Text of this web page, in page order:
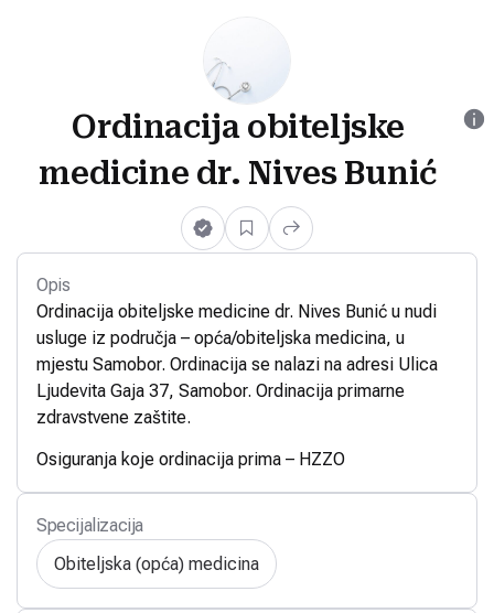
Ordinacija obiteljske
medicine dr. Nives Bunić
Opis
Ordinacija obiteljske medicine dr. Nives Bunić u nudi
usluge iz područja – opća/obiteljska medicina, u
mjestu Samobor. Ordinacija se nalazi na adresi Ulica
Ljudevita Gaja 37, Samobor. Ordinacija primarne
zdravstvene zaštite.
Osiguranja koje ordinacija prima – HZZO
Specijalizacija
Obiteljska (opća) medicina